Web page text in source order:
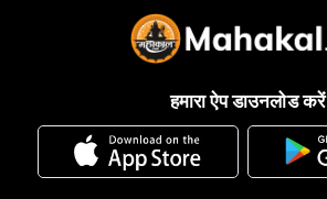
हमारा ऐप डाउनलोड करें